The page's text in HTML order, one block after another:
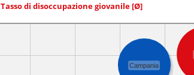
Tasso di disoccupazione giovanile [Ø]
Campania